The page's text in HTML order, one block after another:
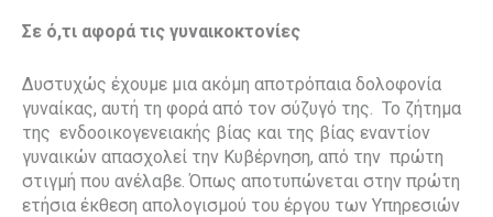
Σε ό,τι αφορά τις γυναικοκτονίες
Δυστυχώς έχουμε μια ακόμη αποτρόπαια δολοφονία
γυναίκας, αυτή τη φορά από τον σύζυγό της. Το ζήτημα
της ενδοοικογενειακής βίας και της βίας εναντίον
γυναικών απασχολεί την Κυβέρνηση, από την πρώτη
στιγμή που ανέλαβε. Όπως αποτυπώνεται στην πρώτη
ετήσια έκθεση απολογισμού του έργου των Υπηρεσιών